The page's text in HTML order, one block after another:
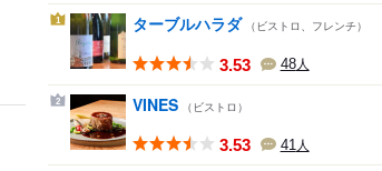
1 ターブルハラダ （ビストロ、フレンチ）
3.53 48人
2 VINES （ビストロ）
3.53 41 人